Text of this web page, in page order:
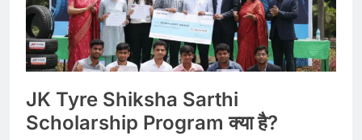
JK Tyre Shiksha Sarthi
Scholarship Program क्या है?